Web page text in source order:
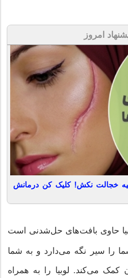
امروز
خجالت نکش! کلیک کن درمانش
حاوی بافت‌های حل‌شدنی است
را سیر نگه می‌دارد و به شما
کمک می‌کند. لوبیا را به همراه